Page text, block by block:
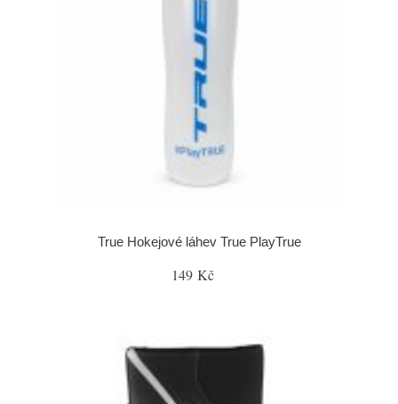
True Hokejové láhev True PlayTrue
149 Kč